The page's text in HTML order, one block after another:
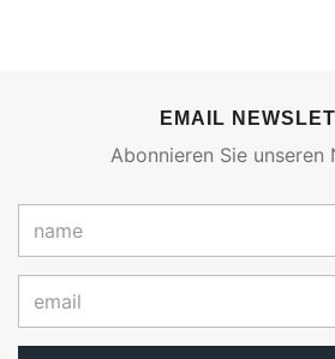
EMAIL
Abonnieren Sie unseren